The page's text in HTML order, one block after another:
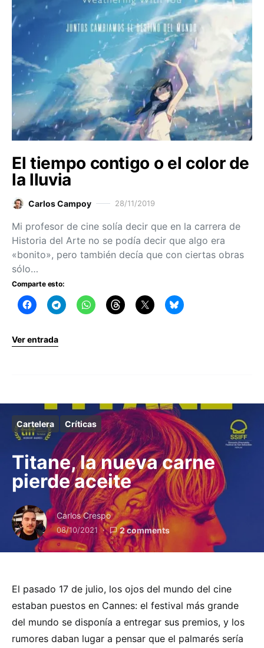
El tiempo contigo o el color de
la lluvia
Carlos Campoy 28/11/2019
Mi profesor de cine solía decir que en la carrera de
Historia del Arte no se podía decir que algo era
«bonito», pero también decía que con ciertas obras
sólo…
Comparte esto:
Ver entrada
Cartelera Críticas
Titane, la nueva carne
pierde aceite
Carlos Crespo
08/10/2021 2 comments
El pasado 17 de julio, los ojos del mundo del cine
estaban puestos en Cannes: el festival más grande
del mundo se disponía a entregar sus premios, y los
rumores daban lugar a pensar que el palmarés sería